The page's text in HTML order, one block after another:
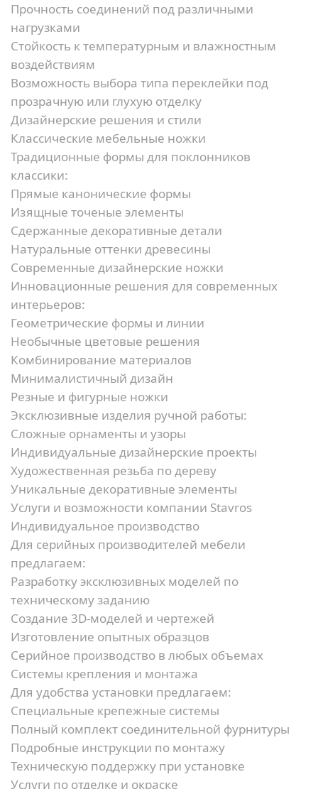
Прочность соединений под различными
нагрузками
Стойкость к температурным и влажностным
воздействиям
Возможность выбора типа переклейки под
прозрачную или глухую отделку
Дизайнерские решения и стили
Классические мебельные ножки
Традиционные формы для поклонников
классики:
Прямые канонические формы
Изящные точеные элементы
Сдержанные декоративные детали
Натуральные оттенки древесины
Современные дизайнерские ножки
Инновационные решения для современных
интерьеров:
Геометрические формы и линии
Необычные цветовые решения
Комбинирование материалов
Минималистичный дизайн
Резные и фигурные ножки
Эксклюзивные изделия ручной работы:
Сложные орнаменты и узоры
Индивидуальные дизайнерские проекты
Художественная резьба по дереву
Уникальные декоративные элементы
Услуги и возможности компании Stavros
Индивидуальное производство
Для серийных производителей мебели
предлагаем:
Разработку эксклюзивных моделей по
техническому заданию
Создание 3D-моделей и чертежей
Изготовление опытных образцов
Серийное производство в любых объемах
Системы крепления и монтажа
Для удобства установки предлагаем:
Специальные крепежные системы
Полный комплект соединительной фурнитуры
Подробные инструкции по монтажу
Техническую поддержку при установке
Услуги по отделке и окраске